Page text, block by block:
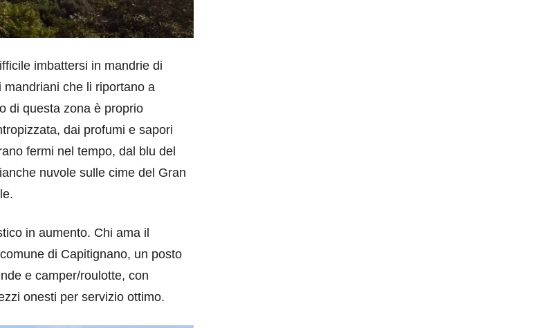
imbattersi in mandrie di
che li riportano a
di questa zona è proprio
dai profumi e sapori
fermi nel tempo, dal blu del
nuvole sulle cime del Gran
in aumento. Chi ama il
di Capitignano, un posto
e camper/roulotte, con
onesti per servizio ottimo.